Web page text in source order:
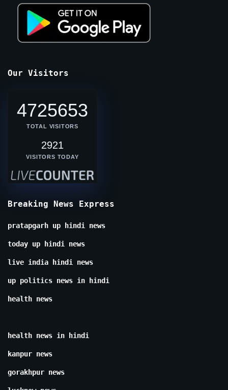
Our Visitors
4725653
TOTAL VISITORS
2921
VISITORS TODAY
Breaking News Express
pratapgarh up hindi news
today up hindi news
live india hindi news
up politics news in hindi
health news
health news in hindi
kanpur news
gorakhpur news